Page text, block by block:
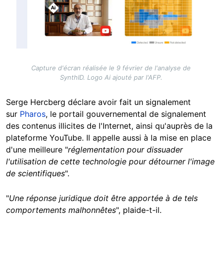
Capture d'écran réalisée le 9 février de l'analyse de
SynthID. Logo Ai ajouté par l'AFP.
Serge Hercberg déclare avoir fait un signalement
sur Pharos, le portail gouvernemental de signalement
des contenus illicites de l'Internet, ainsi qu'auprès de la
plateforme YouTube. Il appelle aussi à la mise en place
d'une meilleure "réglementation pour dissuader
l'utilisation de cette technologie pour détourner l'image
de scientifiques".
"Une réponse juridique doit être apportée à de tels
comportements malhonnêtes", plaide-t-il.